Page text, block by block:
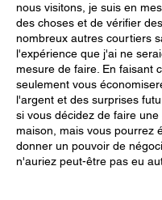
nous visitons, je suis en
des choses et de vérifier
nombreux autres courtiers
l'expérience que j'ai ne
mesure de faire. En faisant
seulement vous
l'argent et des surprises
si vous décidez de faire une
maison, mais vous pourrez
donner un pouvoir de
n'auriez peut-être pas eu